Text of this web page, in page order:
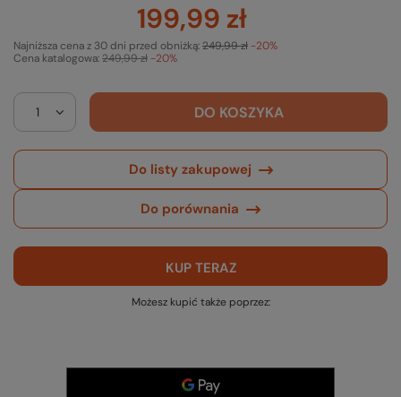
199,99 zł
Cena katalogowa:249,99 zł -20%
Najniższa cena z 30 dni przed obniżką:249,99 zł -20%
DO KOSZYKA
Do listy zakupowej
Do porównania
KUP TERAZ
Możesz kupić także poprzez: